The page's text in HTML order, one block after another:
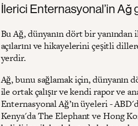
İlerici Enternasyonal’in Ağ
Bu Ağ, dünyanın dört bir
açılarını ve hikayelerini çeşitli
yerdir.
Ağ, bunu sağlamak için, dünyanın
ile ortak çalışır ve kendi rapor ve
Enternasyonal Ağ’ın üyeleri -
Kenya'da The Elephant ve Hong